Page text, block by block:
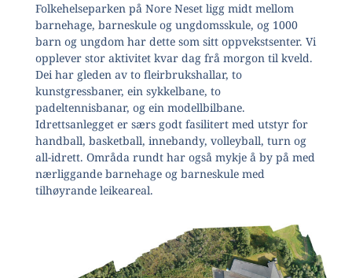
Folkehelseparken på Nore Neset ligg midt mellom
barnehage, barneskule og ungdomsskule, og 1000
barn og ungdom har dette som sitt oppvekstsenter. Vi
opplever stor aktivitet kvar dag frå morgon til kveld.
Dei har gleden av to fleirbrukshallar, to
kunstgressbaner, ein sykkelbane, to
padeltennisbanar, og ein modellbilbane.
Idrettsanlegget er særs godt fasilitert med utstyr for
handball, basketball, innebandy, volleyball, turn og
all-idrett. Områda rundt har også mykje å by på med
nærliggande barnehage og barneskule med
tilhøyrande leikeareal.